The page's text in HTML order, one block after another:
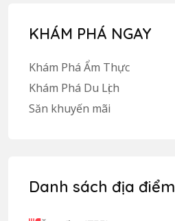
KHÁM PHÁ NGAY
Khám Phá Ẩm Thực
Khám Phá Du Lịch
Săn khuyến mãi
Danh sách địa điểm